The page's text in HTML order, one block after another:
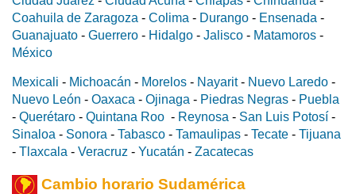
Coahuila de Zaragoza - Colima - Durango - Ensenada -
Guanajuato - Guerrero - Hidalgo - Jalisco - Matamoros -
México
Mexicali - Michoacán - Morelos - Nayarit- Nuevo Laredo -
Nuevo León - Oaxaca - Ojinaga - Piedras Negras - Puebla
- Querétaro - Quintana Roo - Reynosa - San Luis Potosí -
Sinaloa - Sonora - Tabasco - Tamaulipas - Tecate - Tijuana
- Tlaxcala - Veracruz - Yucatán - Zacatecas
Cambio horario Sudamérica